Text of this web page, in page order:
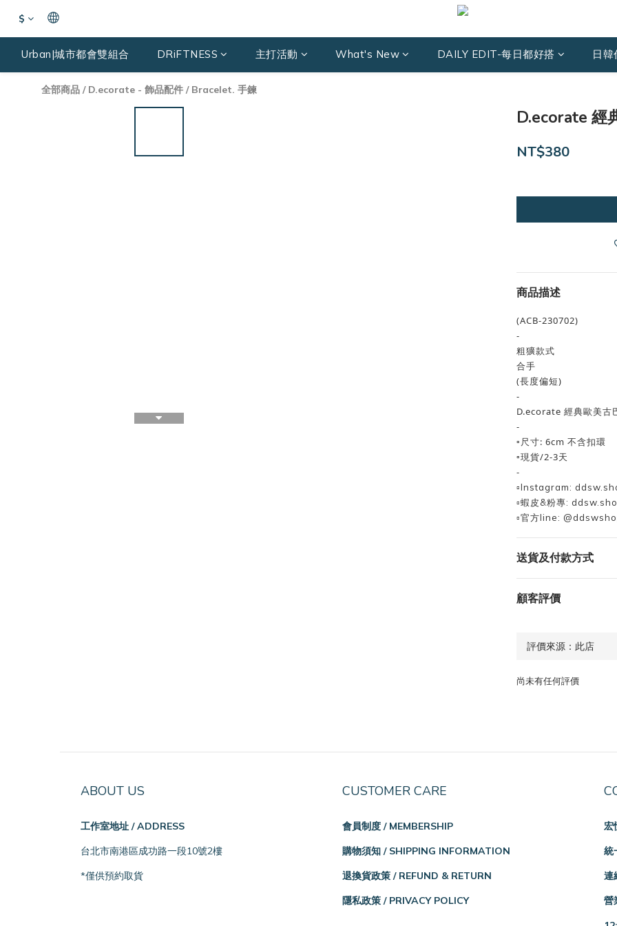
$
Urban|城市都會雙組合 DRiFTNESS 主打活動 What's New DAILY EDIT-每日都好搭 日韓
全部商品 / D.ecorate - 飾品配件 / Bracelet. 手鍊
D.ecorate 經
NT$380
商品描述
(ACB-230702)
-
粗獷款式
合手
(長度偏短)
-
D.ecorate 經典歐美古
-
▫️尺寸: 6cm 不含扣環
▫️現貨/2-3天
-
▫️Instagram:
▫️蝦皮&粉專:
▫️官方line:
送貨及付款方式
顧客評價
尚未有任何評價
ABOUT US
工作室地址 / ADDRESS
台北市南港區成功路一段10號2樓
*僅供預約取貨
CUSTOMER CARE
會員制度 / MEMBERSHIP
購物須知 / SHIPPING INFORMATION
退換貨政策 / REFUND & RETURN
隱私政策 / PRIVACY POLICY
宏
統
連
營